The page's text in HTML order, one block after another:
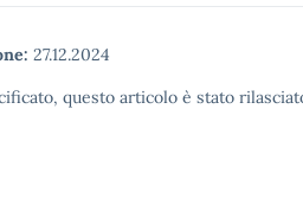
27.12.2024
questo articolo è stato